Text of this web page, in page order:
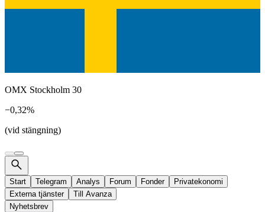
OMX Stockholm 30
−0,32%
(vid stängning)
Start Telegram Analys Forum Fonder
Privatekonomi
Externa tjänster
Till Avanza
Nyhetsbrev